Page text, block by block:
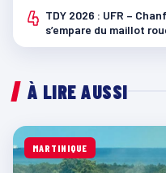
4 TDY 2026 : UFR –
s’empare du maillot
À LIRE AUSSI
MARTINIQUE